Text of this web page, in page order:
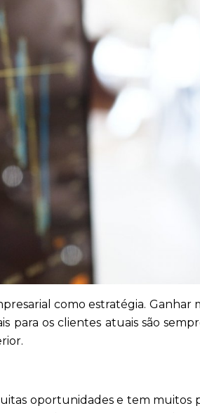
como estratégia. Ganhar
os clientes atuais são
oportunidades e tem muitos